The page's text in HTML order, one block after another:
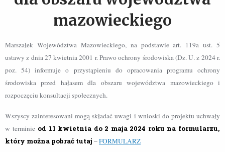
mazowieckiego
Marszałek Województwa Mazowieckiego, na podstawie art. 119a ust. 5
ustawy z dnia 27 kwietnia 2001 r. Prawo ochrony środowiska (Dz. U. z 2024 r.
poz. 54) informuje o przystąpieniu do opracowania programu ochrony
środowiska przed hałasem dla obszaru województwa mazowieckiego i
rozpoczęciu konsultacji społecznych.
Wszyscy zainteresowani mogą składać uwagi i wnioski do projektu uchwały
w terminie od 11 kwietnia do 2 maja 2024 roku na formularzu,
który można pobrać tutaj –FORMULARZ